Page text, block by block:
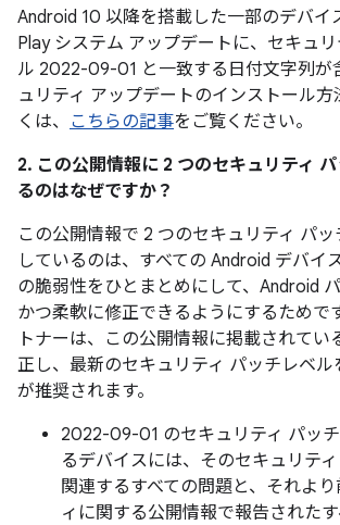
Android 10 以降を搭載した一部のデバイ
Play システム アップデートに、セキュ
ル 2022-09-01 と一致する日付文字列が
ュリティ アップデートのインストール方
くは、 こちらの記事をご覧ください。
2. この公開情報に 2 つのセキュリティ
るのはなぜですか？
この公開情報で 2 つのセキュリティ パ
しているのは、すべての Android デバイ
の脆弱性をひとまとめにして、Android
かつ柔軟に修正できるようにするためで
トナーは、この公開情報に掲載されてい
正し、最新のセキュリティ パッチレベル
が推奨されます。
2022-09-01 のセキュリティ パッ
るデバイスには、そのセキュリテ
関連するすべての問題と、それよ
ィに関する公開情報で報告された